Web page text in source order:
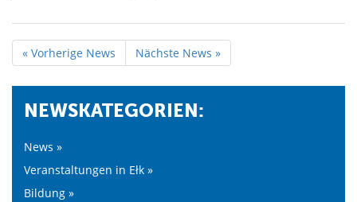
« Vorherige News Nächste News »
NEWSKATEGORIEN:
News »
Veranstaltungen in Ełk »
Bildung »